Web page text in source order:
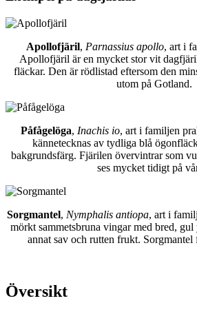
Apollofjäril, Parnassius apollo, art i
Apollofjäril är en mycket stor vit
fläckar. Den är rödlistad eftersom den
utom på Gotland.
Påfågelöga, Inachis io, art i familjen
kännetecknas av tydliga blå
bakgrundsfärg. Fjärilen övervintrar som
ses mycket tidigt på
Sorgmantel, Nymphalis antiopa, art i
mörkt sammetsbruna vingar med bred,
annat sav och rutten frukt. Sorgmantel
Översikt